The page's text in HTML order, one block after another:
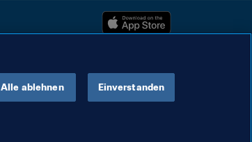
Urheberrechte © 1994–2025 FIFA. Alle Rechte vorbehalten.
Alle ablehnen Einverstanden